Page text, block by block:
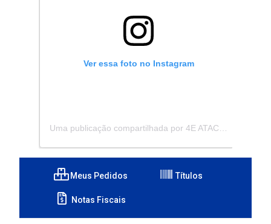
Ver essa foto no Instagram
Meus Pedidos Títulos
Notas Fiscais